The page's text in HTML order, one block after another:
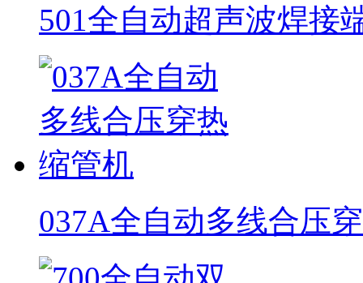
501全自动超声波焊接
037A全自动多线合压